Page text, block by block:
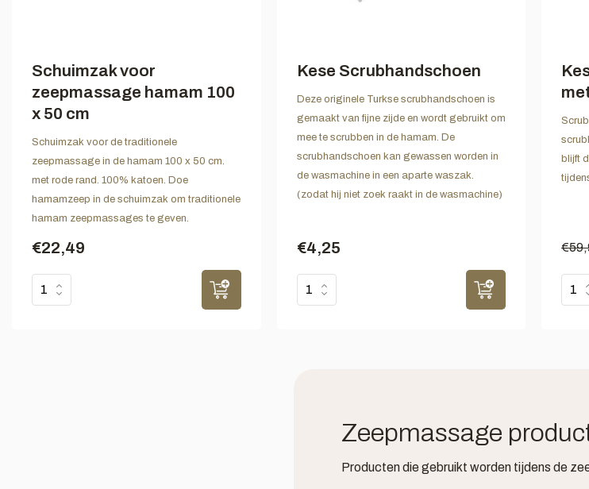
Schuimzak voor
zeepmassage hamam 100
x 50 cm
Schuimzak voor de traditionele
zeepmassage in de hamam 100 x 50 cm.
met rode rand. 100% katoen. Doe
hamamzeep in de schuimzak om traditionele
hamam zeepmassages te geven.
€22,49
Kese Scrubhandschoen
Deze originele Turkse scrubhandschoen is
gemaakt van fijne zijde en wordt gebruikt om
mee te scrubben in de hamam. De
scrubhandschoen kan gewassen worden in
de wasmachine in een aparte waszak.
(zodat hij niet zoek raakt in de wasmachine)
€4,25
blijft
Zeepmassage
Producten die gebruikt worden tijdens de